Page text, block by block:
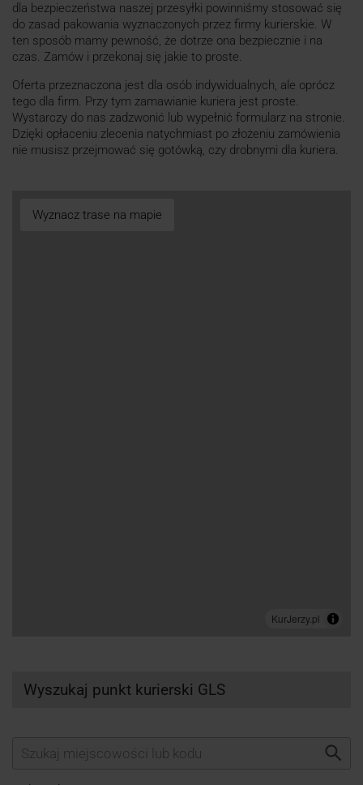
dla bezpieczeństwa naszej przesyłki powinniśmy stosować się
do zasad pakowania wyznaczonych przez firmy kurierskie. W
ten sposób mamy pewność, że dotrze ona bezpiecznie i na
czas. Zamów i przekonaj się jakie to proste.
Oferta przeznaczona jest dla osób indywidualnych, ale oprócz
tego dla firm. Przy tym zamawianie kuriera jest proste.
Wystarczy do nas zadzwonić lub wypełnić formularz na stronie.
Dzięki opłaceniu zlecenia natychmiast po złożeniu zamówienia
nie musisz przejmować się gotówką, czy drobnymi dla kuriera.
Wyznacz trase na mapie
Wyszukaj punkt kurierski GLS